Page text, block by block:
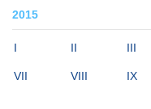
2015
I II III
VII VIII IX